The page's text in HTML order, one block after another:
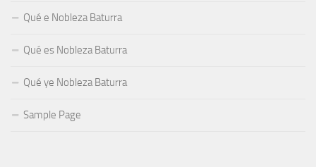
Qué e Nobleza Baturra
Qué es Nobleza Baturra
Qué ye Nobleza Baturra
Sample Page